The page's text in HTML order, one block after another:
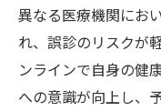
異なる医療機関にお
れ、誤診のリスクが
ンラインで自身の健
への意識が向上し、